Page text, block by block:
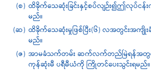
(စ) ထိခိုက်သေဆုံးခြင်းနှင့်စပ်လျဉ်း၍ဤလုပ်ငန်
မည်။
(ဆ) ထိခိုက်သေဆုံးမှုဖြစ်ပြီး(၆) လအတွင်းအကျိုးခံ
မည်။
(ဇ) အာမခံသက်တမ်း ဆက်လက်တည်မြဲရန်အ
ကုန်ဆုံးမီ ပရီမီယံကို ကြိုတင်ပေးသွင်းရမည်။